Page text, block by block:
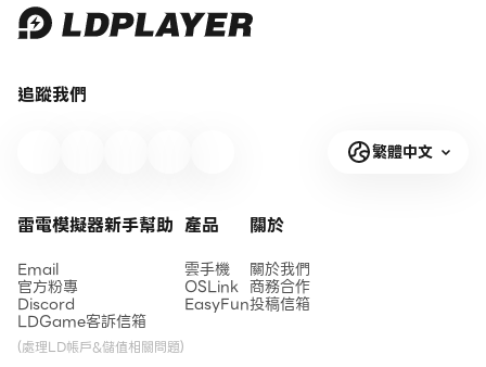
追蹤我們
繁體中文
雷電模擬器新手幫助
Email
官方粉專
Discord
LDGame客訴信箱
(處理LD帳戶&儲值相關問題)
產品
雲手機
OSLink
EasyFun
關於
關於我們
商務合作
投稿信箱